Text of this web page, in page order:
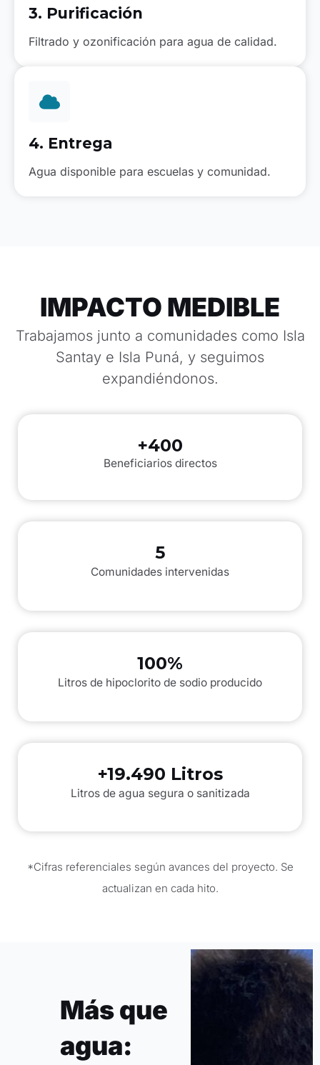
3. Purificación
Filtrado y ozonificación para agua de calidad.
4. Entrega
Agua disponible para escuelas y comunidad.
IMPACTO MEDIBLE
Trabajamos junto a comunidades como Isla
Santay e Isla Puná, y seguimos
expandiéndonos.
+400
Beneficiarios directos
5
Comunidades intervenidas
100%
Litros de hipoclorito de sodio producido
+19.490 Litros
Litros de agua segura o sanitizada
*Cifras referenciales según avances del proyecto. Se
actualizan en cada hito.
Más que
agua: